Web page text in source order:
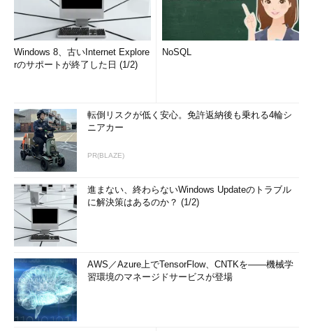
Windows 8、古いInternet Explore
rのサポートが終了した日 (1/2)
NoSQL
転倒リスクが低く安心。免許返納後も乗れる4輪シ
ニアカー
PR(BLAZE)
進まない、終わらないWindows Updateのトラブル
に解決策はあるのか？ (1/2)
AWS／Azure上でTensorFlow、CNTKを――機械学
習環境のマネージドサービスが登場